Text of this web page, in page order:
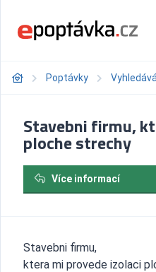
Poptávky
Stavebni firmu,
ploche strechy
Více informací
Stavebni firmu,
ktera mi provede izolaci